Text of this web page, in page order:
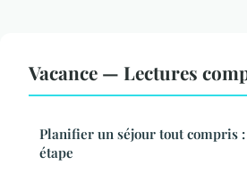
Vacance — Lectures
Planifier un séjour tout compris
étape